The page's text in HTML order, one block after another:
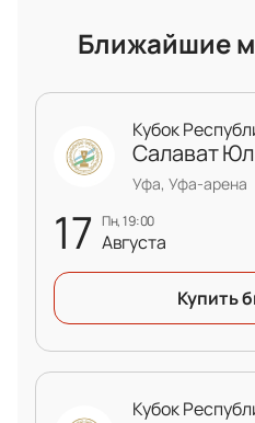
Ближайшие
17 пн, 19:00
Августа
Кубок
Салават
Уфа, Уфа-арена
Купить
Кубок